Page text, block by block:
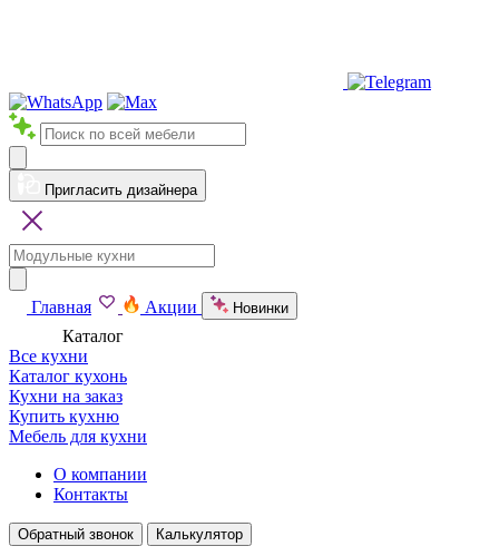
Пригласить дизайнера
Главная Акции Новинки
Каталог
Все кухни
Каталог кухонь
Кухни на заказ
Купить кухню
Мебель для кухни
О компании
Контакты
Обратный звонок Калькулятор